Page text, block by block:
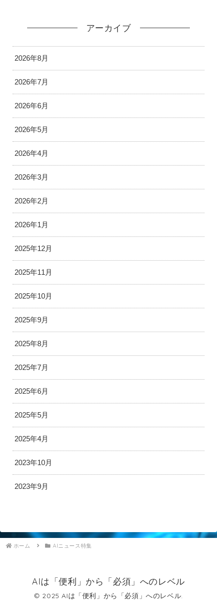
アーカイブ
2026年8月
2026年7月
2026年6月
2026年5月
2026年4月
2026年3月
2026年2月
2026年1月
2025年12月
2025年11月
2025年10月
2025年9月
2025年8月
2025年7月
2025年6月
2025年5月
2025年4月
2023年10月
2023年9月
ホーム AIニュース特集
AIは「便利」から「必須」へのレベル
© 2025 AIは「便利」から「必須」へのレベル.